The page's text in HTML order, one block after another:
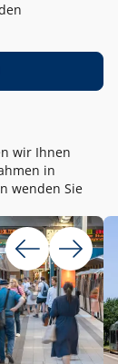
wir Ihnen
in
wenden Sie